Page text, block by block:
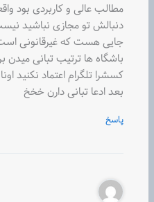
مطالب عالی و کاربردی بود
دنبالش تو مجازی نباشید
جایی هست که غیرقانونی
باشگاه ها ترتیب تبانی
کسشرا تلگرام اعتماد نکنید
بعد ادعا تبانی دارن خخخ
پاسخ